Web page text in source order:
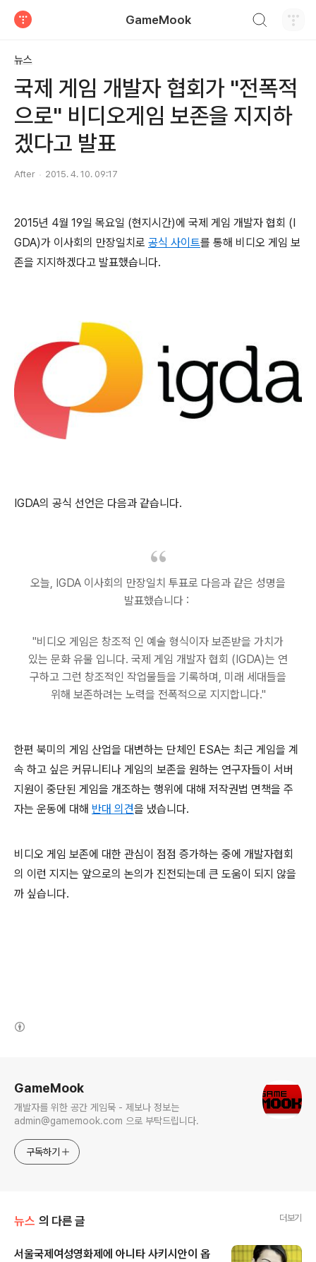
GameMook
뉴스
국제 게임 개발자 협회가 "전폭적
으로" 비디오게임 보존을 지지하
겠다고 발표
After 2015. 4. 10. 09:17
2015년 4월 19일 목요일 (현지시간)에 국제 게임 개발자 협회 (I
GDA)가 이사회의 만장일치로 공식 사이트를 통해 비디오 게임 보
존을 지지하겠다고 발표했습니다.
IGDA의 공식 선언은 다음과 같습니다.
오늘, IGDA 이사회의 만장일치 투표로 다음과 같은 성명을
발표했습니다 :
"비디오 게임은 창조적 인 예술 형식이자 보존받을 가치가
있는 문화 유물 입니다. 국제 게임 개발자 협회 (IGDA)는 연
구하고 그런 창조적인 작업물들을 기록하며, 미래 세대들을
위해 보존하려는 노력을 전폭적으로 지지합니다."
한편 북미의 게임 산업을 대변하는 단체인 ESA는 최근 게임을 계
속 하고 싶은 커뮤니티나 게임의 보존을 원하는 연구자들이 서버
지원이 중단된 게임을 개조하는 행위에 대해 저작권법 면책을 주
자는 운동에 대해 반대 의견을 냈습니다.
비디오 게임 보존에 대한 관심이 점점 증가하는 중에 개발자협회
의 이런 지지는 앞으로의 논의가 진전되는데 큰 도움이 되지 않을
까 싶습니다.
GameMook
개발자를 위한 공간 게임묵 - 제보나 정보는
admin@gamemook.com 으로 부탁드립니다.
구독하기
뉴스 의 다른 글 더보기
서울국제여성영화제에 아니타 사키시안이 옵